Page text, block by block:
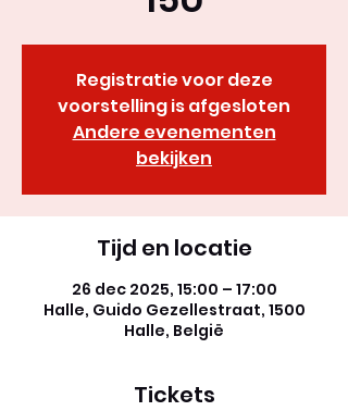
Registratie voor deze
voorstelling is afgesloten
Andere evenementen
bekijken
Tijd en locatie
26 dec 2025, 15:00 – 17:00
Halle, Guido Gezellestraat, 1500
Halle, België
Tickets